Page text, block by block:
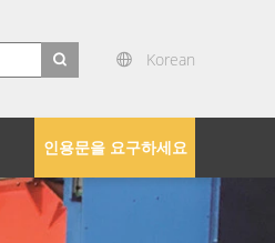
Korean
인용문을 요구하세요